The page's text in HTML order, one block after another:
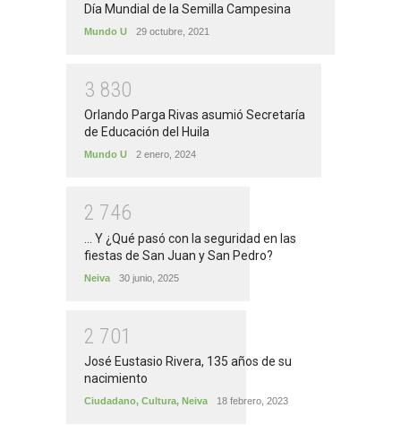
Día Mundial de la Semilla Campesina
Mundo U 29 octubre, 2021
3 830
Orlando Parga Rivas asumió Secretaría
de Educación del Huila
Mundo U 2 enero, 2024
2 746
... Y ¿Qué pasó con la seguridad en las
fiestas de San Juan y San Pedro?
Neiva 30 junio, 2025
2 701
José Eustasio Rivera, 135 años de su
nacimiento
Ciudadano, Cultura, Neiva 18 febrero, 2023